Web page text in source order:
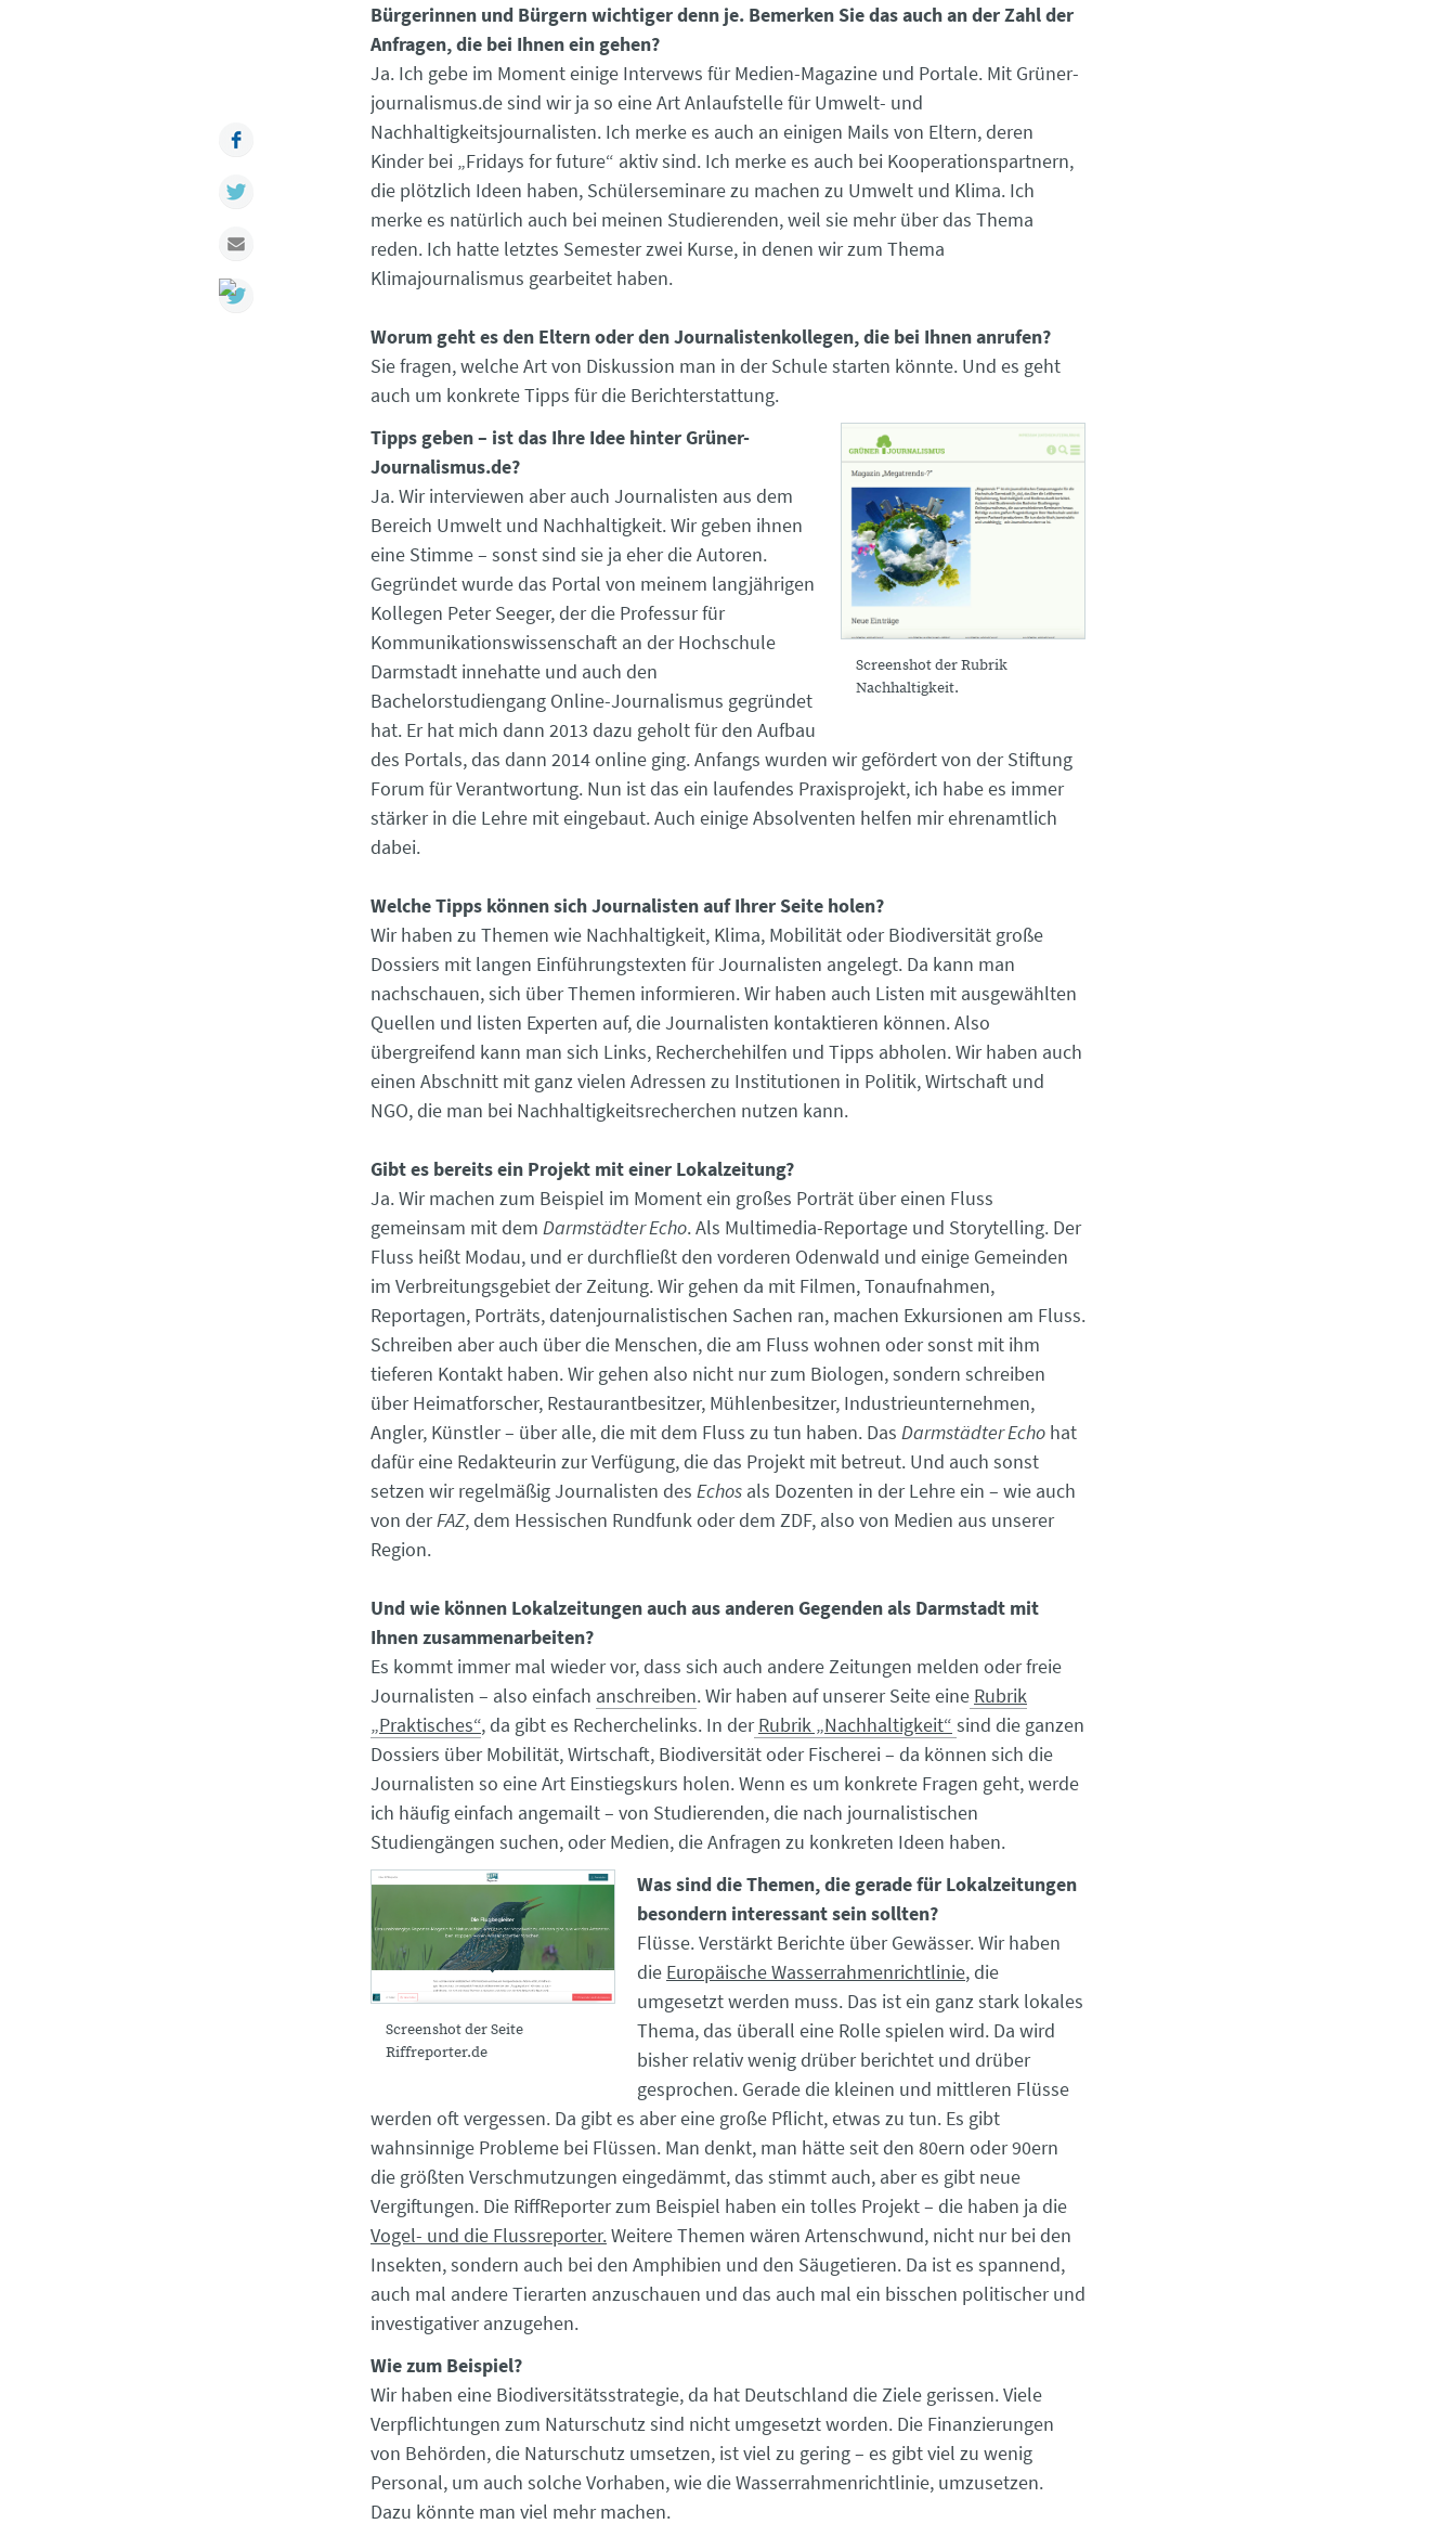
Bürgerinnen und Bürgern wichtiger denn je. Bemerken Sie das auch an der Zahl der
Anfragen, die bei Ihnen ein gehen?
Ja. Ich gebe im Moment einige Intervews für Medien-Magazine und Portale. Mit Grüner-
journalismus.de sind wir ja so eine Art Anlaufstelle für Umwelt- und
Nachhaltigkeitsjournalisten. Ich merke es auch an einigen Mails von Eltern, deren
Kinder bei „Fridays for future“ aktiv sind. Ich merke es auch bei Kooperationspartnern,
die plötzlich Ideen haben, Schülerseminare zu machen zu Umwelt und Klima. Ich
merke es natürlich auch bei meinen Studierenden, weil sie mehr über das Thema
reden. Ich hatte letztes Semester zwei Kurse, in denen wir zum Thema
Klimajournalismus gearbeitet haben.
Worum geht es den Eltern oder den Journalistenkollegen, die bei Ihnen anrufen?
Sie fragen, welche Art von Diskussion man in der Schule starten könnte. Und es geht
auch um konkrete Tipps für die Berichterstattung.
Screenshot der Rubrik
Nachhaltigkeit.
Tipps geben – ist das Ihre Idee hinter Grüner-
Journalismus.de?
Ja. Wir interviewen aber auch Journalisten aus dem
Bereich Umwelt und Nachhaltigkeit. Wir geben ihnen
eine Stimme – sonst sind sie ja eher die Autoren.
Gegründet wurde das Portal von meinem langjährigen
Kollegen Peter Seeger, der die Professur für
Kommunikationswissenschaft an der Hochschule
Darmstadt innehatte und auch den
Bachelorstudiengang Online-Journalismus gegründet
hat. Er hat mich dann 2013 dazu geholt für den Aufbau
des Portals, das dann 2014 online ging. Anfangs wurden wir gefördert von der Stiftung
Forum für Verantwortung. Nun ist das ein laufendes Praxisprojekt, ich habe es immer
stärker in die Lehre mit eingebaut. Auch einige Absolventen helfen mir ehrenamtlich
dabei.
Welche Tipps können sich Journalisten auf Ihrer Seite holen?
Wir haben zu Themen wie Nachhaltigkeit, Klima, Mobilität oder Biodiversität große
Dossiers mit langen Einführungstexten für Journalisten angelegt. Da kann man
nachschauen, sich über Themen informieren. Wir haben auch Listen mit ausgewählten
Quellen und listen Experten auf, die Journalisten kontaktieren können. Also
übergreifend kann man sich Links, Recherchehilfen und Tipps abholen. Wir haben auch
einen Abschnitt mit ganz vielen Adressen zu Institutionen in Politik, Wirtschaft und
NGO, die man bei Nachhaltigkeitsrecherchen nutzen kann.
Gibt es bereits ein Projekt mit einer Lokalzeitung?
Ja. Wir machen zum Beispiel im Moment ein großes Porträt über einen Fluss
gemeinsam mit dem Darmstädter Echo. Als Multimedia-Reportage und Storytelling. Der
Fluss heißt Modau, und er durchfließt den vorderen Odenwald und einige Gemeinden
im Verbreitungsgebiet der Zeitung. Wir gehen da mit Filmen, Tonaufnahmen,
Reportagen, Porträts, datenjournalistischen Sachen ran, machen Exkursionen am Fluss.
Schreiben aber auch über die Menschen, die am Fluss wohnen oder sonst mit ihm
tieferen Kontakt haben. Wir gehen also nicht nur zum Biologen, sondern schreiben
über Heimatforscher, Restaurantbesitzer, Mühlenbesitzer, Industrieunternehmen,
Angler, Künstler – über alle, die mit dem Fluss zu tun haben. Das Darmstädter Echo hat
dafür eine Redakteurin zur Verfügung, die das Projekt mit betreut. Und auch sonst
setzen wir regelmäßig Journalisten des Echos als Dozenten in der Lehre ein – wie auch
von derFAZ, dem Hessischen Rundfunk oder dem ZDF, also von Medien aus unserer
Region.
Und wie können Lokalzeitungen auch aus anderen Gegenden als Darmstadt mit
Ihnen zusammenarbeiten?
Es kommt immer mal wieder vor, dass sich auch andere Zeitungen melden oder freie
Journalisten – also einfach anschreiben. Wir haben auf unserer Seite eine Rubrik
„Praktisches“, da gibt es Recherchelinks. In der Rubrik „Nachhaltigkeit“ sind die ganzen
Dossiers über Mobilität, Wirtschaft, Biodiversität oder Fischerei – da können sich die
Journalisten so eine Art Einstiegskurs holen. Wenn es um konkrete Fragen geht, werde
ich häufig einfach angemailt – von Studierenden, die nach journalistischen
Studiengängen suchen, oder Medien, die Anfragen zu konkreten Ideen haben.
Screenshot der Seite
Riffreporter.de
Was sind die Themen, die gerade für Lokalzeitungen
besondern interessant sein sollten?
Flüsse. Verstärkt Berichte über Gewässer. Wir haben
die Europäische Wasserrahmenrichtlinie, die
umgesetzt werden muss. Das ist ein ganz stark lokales
Thema, das überall eine Rolle spielen wird. Da wird
bisher relativ wenig drüber berichtet und drüber
gesprochen. Gerade die kleinen und mittleren Flüsse
werden oft vergessen. Da gibt es aber eine große Pflicht, etwas zu tun. Es gibt
wahnsinnige Probleme bei Flüssen. Man denkt, man hätte seit den 80ern oder 90ern
die größten Verschmutzungen eingedämmt, das stimmt auch, aber es gibt neue
Vergiftungen. Die RiffReporter zum Beispiel haben ein tolles Projekt – die haben ja die
Vogel- und die Flussreporter.Weitere Themen wären Artenschwund, nicht nur bei den
Insekten, sondern auch bei den Amphibien und den Säugetieren. Da ist es spannend,
auch mal andere Tierarten anzuschauen und das auch mal ein bisschen politischer und
investigativer anzugehen.
Wie zum Beispiel?
Wir haben eine Biodiversitätsstrategie, da hat Deutschland die Ziele gerissen. Viele
Verpflichtungen zum Naturschutz sind nicht umgesetzt worden. Die Finanzierungen
von Behörden, die Naturschutz umsetzen, ist viel zu gering – es gibt viel zu wenig
Personal, um auch solche Vorhaben, wie die Wasserrahmenrichtlinie, umzusetzen.
Dazu könnte man viel mehr machen.